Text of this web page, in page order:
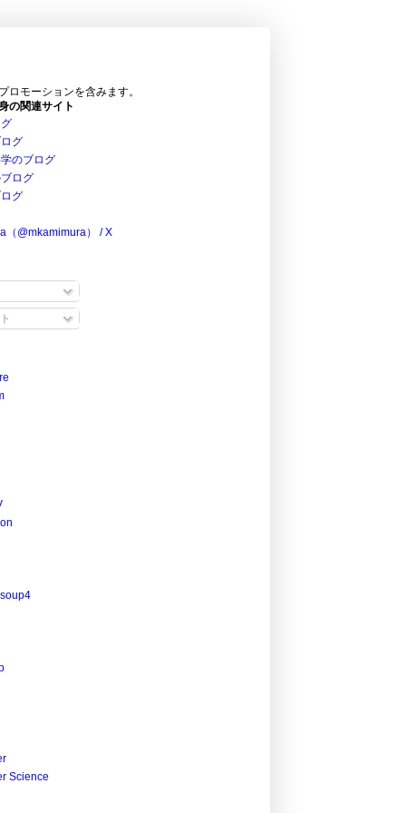
ロモーションを含みます。
の関連サイト
グ
のブログ
ログ
グ
（@mkamimura） / X
Science